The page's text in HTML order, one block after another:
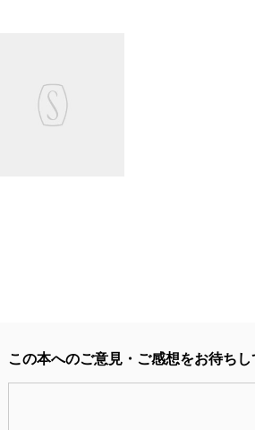
この本へのご意見・ご感想をお待ち